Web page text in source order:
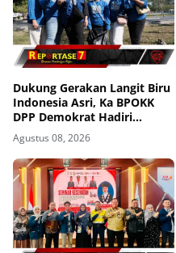
Dukung Gerakan Langit Biru
Indonesia Asri, Ka BPOKK
DPP Demokrat Hadiri
Kegiatan di Loteng
Agustus 08, 2026